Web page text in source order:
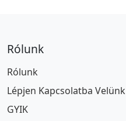
Rólunk
Rólunk
Lépjen Kapcsolatba Velünk
GYIK